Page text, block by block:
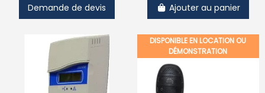
Demande de devis
Ajouter au panier
DISPONIBLE EN LOCATION OU
DÉMONSTRATION